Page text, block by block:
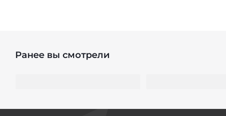
Ранее вы смотрели